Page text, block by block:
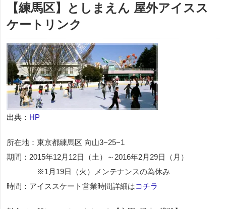
【練馬区】としまえん 屋外アイスス
ケートリンク
出典： HP
所在地：東京都練馬区 向山3−25−1
期間：2015年12月12日（土）～2016年2月29日（月）
※1月19日（火）メンテナンスの為休み
時間：アイススケート営業時間詳細はコチラ